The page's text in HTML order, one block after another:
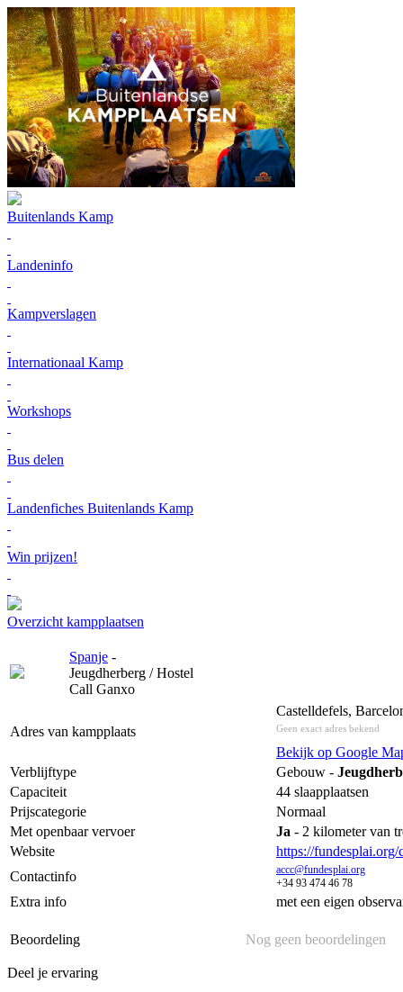
Buitenlands Kamp
Landeninfo
Kampverslagen
Internationaal Kamp
Workshops
Bus delen
Landenfiches Buitenlands Kamp
Win prijzen!
Overzicht kampplaatsen
Spanje -
Jeugdherberg / Hostel
Call Ganxo
Adres van kampplaats
Castelldefels,
Geen exact adres bekend
Bekijk op Google
Verblijftype
Gebouw -
Capaciteit
44 slaapplaatsen
Prijscategorie
Normaal
Met openbaar vervoer
Ja - 2 kilometer van
Website
https://fundesplai.org/
Contactinfo
accc@fundesplai.org
+34 93 474 46 78
Extra info met een eigen
Beoordeling Nog geen beoordelingen
Deel je ervaring